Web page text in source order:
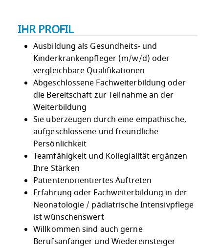
IHR PROFIL
Ausbildung als Gesundheits- und
Kinderkrankenpfleger (m/w/d) oder
vergleichbare Qualifikationen
Abgeschlossene Fachweiterbildung oder
die Bereitschaft zur Teilnahme an der
Weiterbildung
Sie überzeugen durch eine empathische,
aufgeschlossene und freundliche
Persönlichkeit
Teamfähigkeit und Kollegialität ergänzen
Ihre Stärken
Patientenorientiertes Auftreten
Erfahrung oder Fachweiterbildung in der
Neonatologie / pädiatrische Intensivpflege
ist wünschenswert
Willkommen sind auch gerne
Berufsanfänger und Wiedereinsteiger